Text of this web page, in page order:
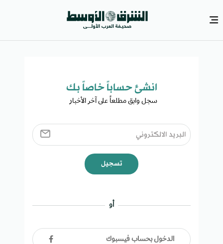
انشئ حساباً خاصاً بك​
سجل وابق مطلعاً على آخر الأخبار ​
تسجيل
أو
الدخول بحساب فيسبوك